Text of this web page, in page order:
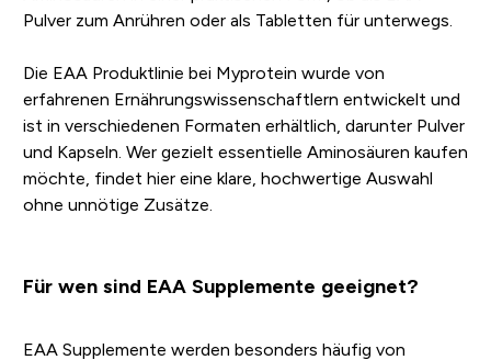
Pulver zum Anrühren oder als Tabletten für unterwegs.
Die EAA Produktlinie bei Myprotein wurde von
erfahrenen Ernährungswissenschaftlern entwickelt und
ist in verschiedenen Formaten erhältlich, darunter Pulver
und Kapseln. Wer gezielt essentielle Aminosäuren kaufen
möchte, findet hier eine klare, hochwertige Auswahl
ohne unnötige Zusätze.
Für wen sind EAA Supplemente geeignet?
EAA Supplemente werden besonders häufig von